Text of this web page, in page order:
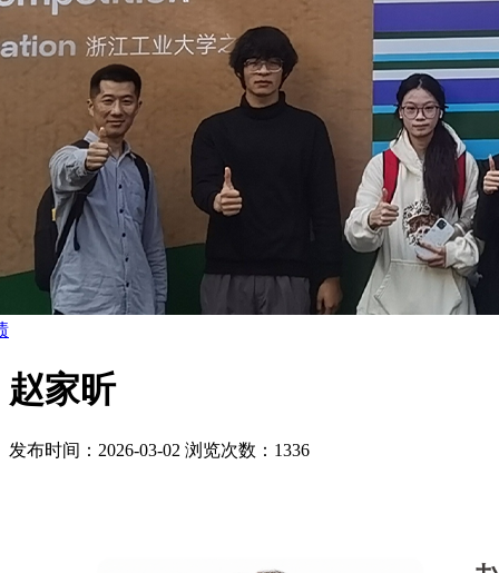
赵家昕
发布时间：2026-03-02 浏览次数：1336